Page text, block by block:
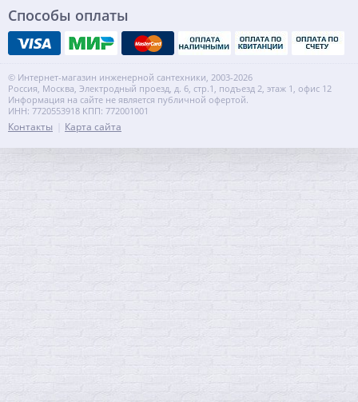
Способы оплаты
© Интернет-магазин инженерной сантехники, 2003-2026
Россия, Москва, Электродный проезд, д. 6, стр.1, подъезд 2, этаж 1, офис 12
Информация на сайте не является публичной офертой.
ИНН: 7720553918 КПП: 772001001
Контакты Карта сайта